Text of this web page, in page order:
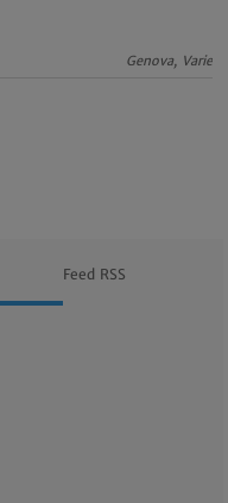
Genova, Varie
Feed RSS